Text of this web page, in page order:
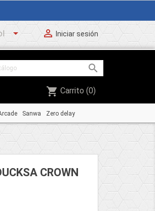
  Iniciar sesión

shopping_cart Carrito (0)
Sanwa Zero delay
CROWN